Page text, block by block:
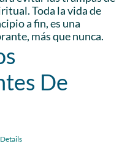
Toda la vida de
a fin, es una
más que nunca.
De
Details